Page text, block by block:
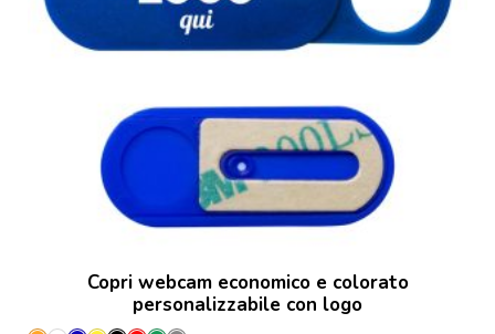
Copri webcam economico e colorato
personalizzabile con logo